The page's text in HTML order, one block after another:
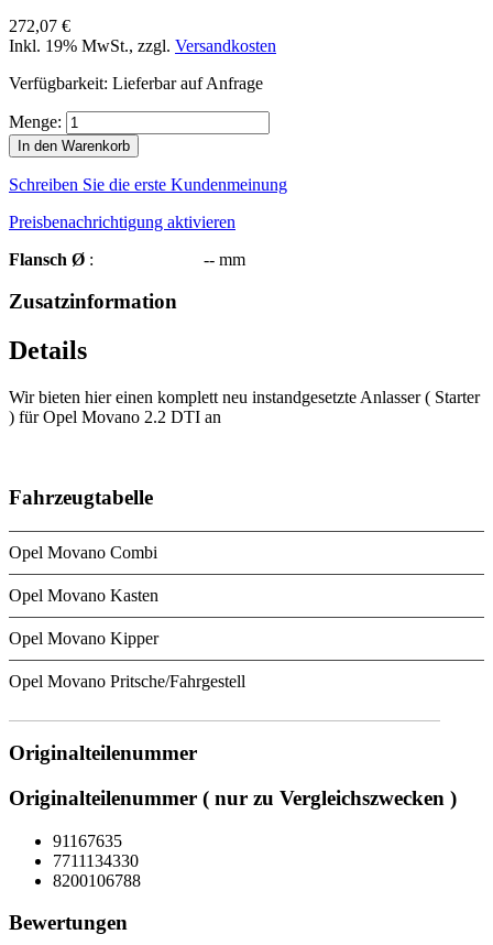
272,07 €
Inkl. 19% MwSt., zzgl. Versandkosten
Verfügbarkeit: Lieferbar auf Anfrage
Menge:
In den Warenkorb
Schreiben Sie die erste Kundenmeinung
Preisbenachrichtigung aktivieren
Flansch Ø : -- mm
Zusatzinformation
Details
Wir bieten hier einen komplett neu instandgesetzte Anlasser ( Starter
) für Opel Movano 2.2 DTI an
Fahrzeugtabelle
Opel Movano Combi
Opel Movano Kasten
Opel Movano Kipper
Opel Movano Pritsche/Fahrgestell
Originalteilenummer
Originalteilenummer ( nur zu Vergleichszwecken )
91167635
7711134330
8200106788
Bewertungen